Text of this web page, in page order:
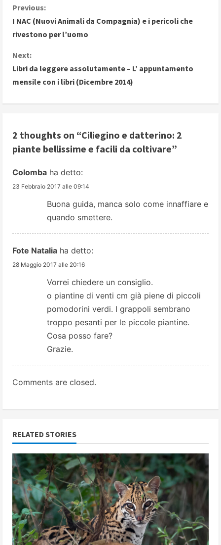
C
o
n
t
u
e
R
d
i
Previous:
I NAC (Nuovi Animali da Compagnia) e i pericoli che
rivestono per l’uomo
Next:
Libri da leggere assolutamente – L’ appuntamento
mensile con i libri (Dicembre 2014)
2 thoughts on “Ciliegino e datterino: 2
piante bellissime e facili da coltivare”
Colomba ha detto:
23 Febbraio 2017 alle 09:14
Buona guida, manca solo come innaffiare e
quando smettere.
Fote Natalia ha detto:
28 Maggio 2017 alle 20:16
Vorrei chiedere un consiglio.
o piantine di venti cm già piene di piccoli
pomodorini verdi. I grappoli sembrano
troppo pesanti per le piccole piantine.
Cosa posso fare?
Grazie.
Comments are closed.
RELATED STORIES